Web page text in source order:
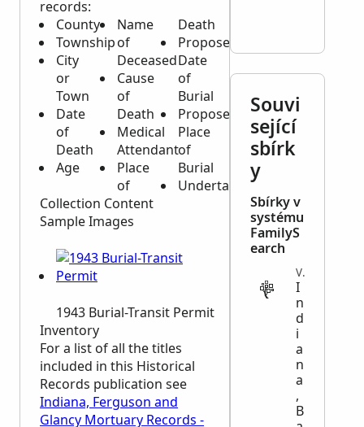
records:
County
Township
City
or
Town
Date
of
Death
Age
Name
of
Deceased
Cause
of
Death
Medical
Attendant
Place
of
Death
Propose
Date
of
Burial
Proposed
Place
of
Burial
Undertaker
Collection Content
Sample Images
1943 Burial-Transit Permit
Inventory
For a list of all the titles
included in this Historical
Records publication see
Indiana, Ferguson and
Glancy Mortuary Records -
Souvi
sející
sbírk
y
Sbírky v
systému
FamilyS
earch
VITAL
I
n
d
i
a
n
a
,
B